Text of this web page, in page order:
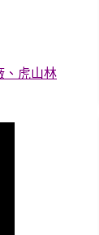
、虎山林